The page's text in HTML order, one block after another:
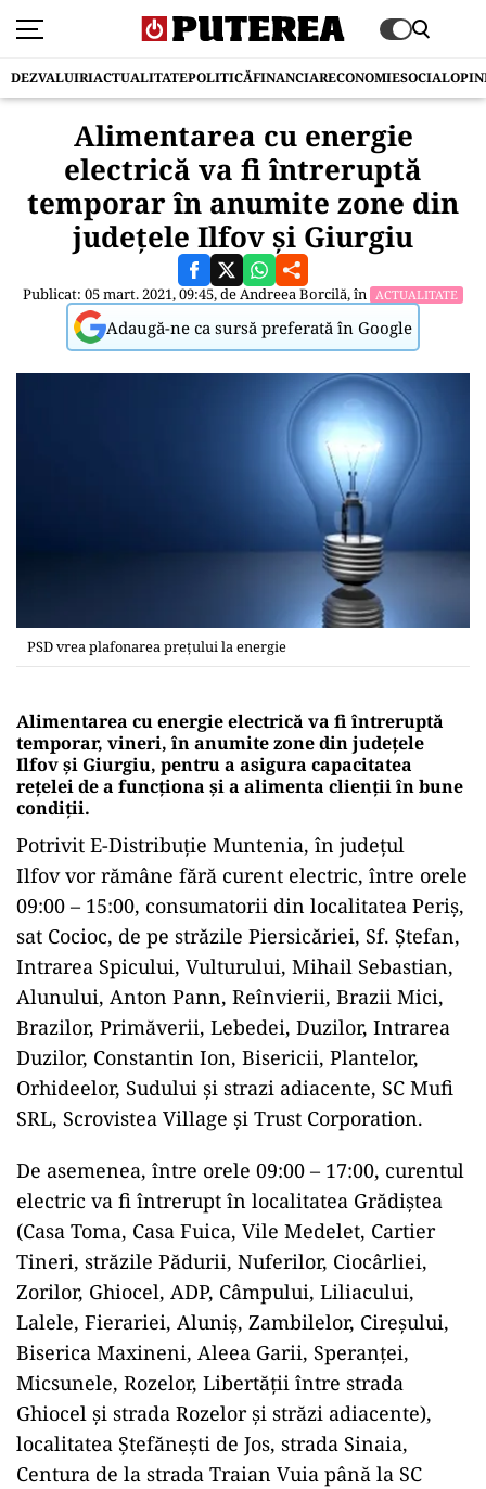
DEZVALUIRIACTUALITATEPOLITICĂFINANCIARECONOMIESOCIAL
Alimentarea cu energie
electrică va fi întreruptă
temporar în anumite zone din
județele Ilfov și Giurgiu
Publicat: 05 mart. 2021, 09:45, deAndreea Borcilă, în ACTUALITATE
Adaugă-ne ca sursă preferată în Google
PSD vrea plafonarea prețului la energie
Alimentarea cu energie electrică va fi întreruptă
temporar, vineri, în anumite zone din judeţele
Ilfov şi Giurgiu, pentru a asigura capacitatea
reţelei de a funcţiona şi a alimenta clienţii în bune
condiţii.
Potrivit E-Distribuţie Muntenia, în judeţul
Ilfov vor rămâne fără curent electric, între orele
09:00 – 15:00, consumatorii din localitatea Periş,
sat Cocioc, de pe străzile Piersicăriei, Sf. Ştefan,
Intrarea Spicului, Vulturului, Mihail Sebastian,
Alunului, Anton Pann, Reînvierii, Brazii Mici,
Brazilor, Primăverii, Lebedei, Duzilor, Intrarea
Duzilor, Constantin Ion, Bisericii, Plantelor,
Orhideelor, Sudului şi strazi adiacente, SC Mufi
SRL, Scrovistea Village şi Trust Corporation.
De asemenea, între orele 09:00 – 17:00, curentul
electric va fi întrerupt în localitatea Grădiştea
(Casa Toma, Casa Fuica, Vile Medelet, Cartier
Tineri, străzile Pădurii, Nuferilor, Ciocârliei,
Zorilor, Ghiocel, ADP, Câmpului, Liliacului,
Lalele, Fierariei, Aluniş, Zambilelor, Cireşului,
Biserica Maxineni, Aleea Garii, Speranţei,
Micsunele, Rozelor, Libertăţii între strada
Ghiocel şi strada Rozelor şi străzi adiacente),
localitatea Ştefăneşti de Jos, strada Sinaia,
Centura de la strada Traian Vuia până la SC